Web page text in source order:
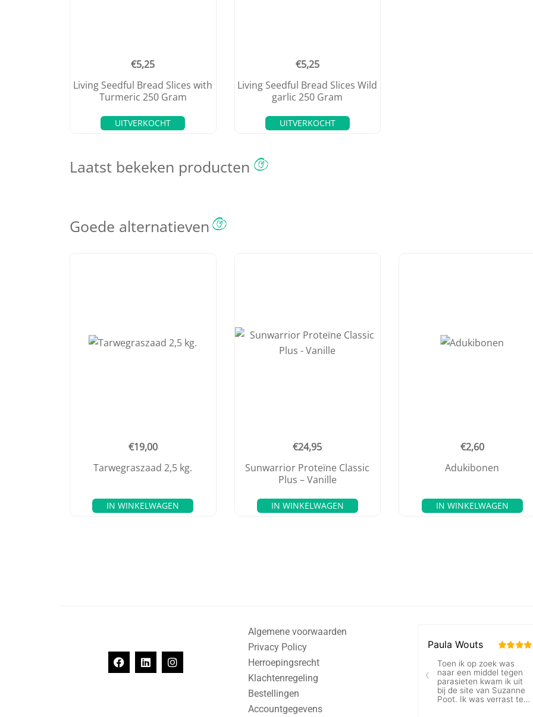
€5,25
Living Seedful Bread Slices with
Turmeric 250 Gram
UITVERKOCHT
€5,25
Living Seedful Bread Slices Wild
garlic 250 Gram
UITVERKOCHT
Laatst bekeken producten
Goede alternatieven
€19,00
Tarwegraszaad 2,5 kg.
IN WINKELWAGEN
€24,95
Sunwarrior Proteïne Classic
Plus – Vanille
IN WINKELWAGEN
€2,60
Adukibonen
IN WINKELWAGEN
Algemene voorwaarden
Privacy Policy
Herroepingsrecht
Klachtenregeling
Bestellingen
Accountgegevens